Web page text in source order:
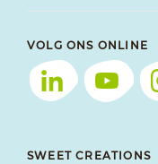
VOLG ONS ONLINE
SWEET CREATIONS